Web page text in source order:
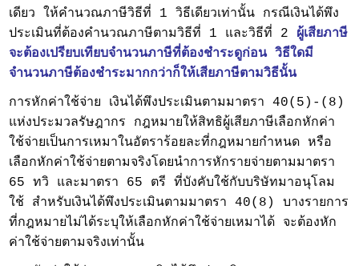
เดียว ให้คำนวณภาษีวิธีที่ 1 วิธีเดียวเท่านั้น กรณีเงินได้พึง
ประเมินที่ต้องคำนวณภาษีตามวิธีที่ 1 และวิธีที่ 2 ผู้เสียภาษี
จะต้องเปรียบเทียบจำนวนภาษีที่ต้องชำระดูก่อน วิธีใดมี
จำนวนภาษีต้องชำระมากกว่าก็ให้เสียภาษีตามวิธีนั้น
การหักค่าใช้จ่าย เงินได้พึงประเมินตามมาตรา 40(5)-(8)
แห่งประมวลรัษฎากร กฎหมายให้สิทธิผู้เสียภาษีเลือกหักค่า
ใช้จ่ายเป็นการเหมาในอัตราร้อยละที่กฎหมายกำหนด หรือ
เลือกหักค่าใช้จ่ายตามจริงโดยนำการหักรายจ่ายตามมาตรา
65 ทวิ และมาตรา 65 ตรี ที่บังคับใช้กับบริษัทมาอนุโลม
ใช้ สำหรับเงินได้พึงประเมินตามมาตรา 40(8) บางรายการ
ที่กฎหมายไม่ได้ระบุให้เลือกหักค่าใช้จ่ายเหมาได้ จะต้องหัก
ค่าใช้จ่ายตามจริงเท่านั้น